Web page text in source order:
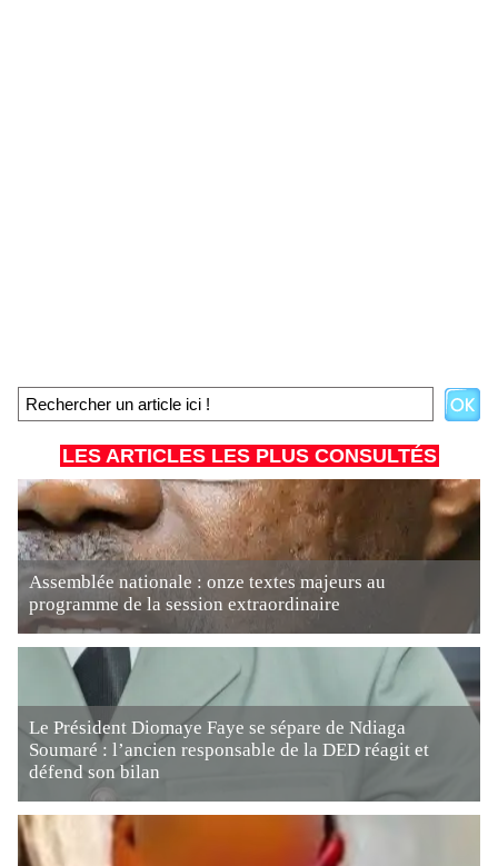
LES ARTICLES LES PLUS CONSULTÉS
Assemblée nationale : onze textes majeurs au
programme de la session extraordinaire
Le Président Diomaye Faye se sépare de Ndiaga
Soumaré : l’ancien responsable de la DED réagit et
défend son bilan